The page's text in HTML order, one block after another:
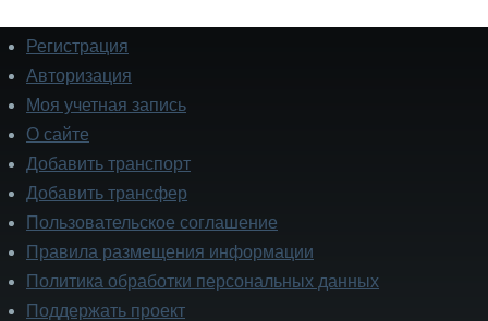
Подвал
Регистрация
Авторизация
Моя учетная запись
О сайте
Добавить транспорт
Добавить трансфер
Пользовательское соглашение
Правила размещения информации
Политика обработки персональных данных
Поддержать проект